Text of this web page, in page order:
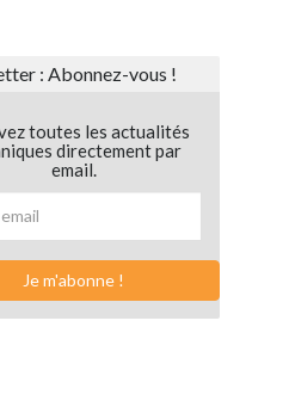
: Abonnez-vous !
toutes les actualités
directement par
email.
Je m'abonne !